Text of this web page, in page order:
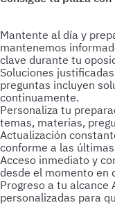
Mantente al día y
mantenemos
clave durante tu
Soluciones
preguntas incluyen
continuamente.
Personaliza tu
temas, materias,
Actualización
conforme a las
Acceso inmediato y
desde el momento en
Progreso a tu alcance
personalizadas para